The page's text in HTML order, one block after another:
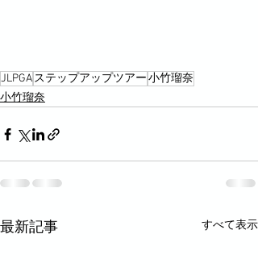
JLPGAステップアップツアー小竹瑠奈
小竹瑠奈
最新記事 すべて表示